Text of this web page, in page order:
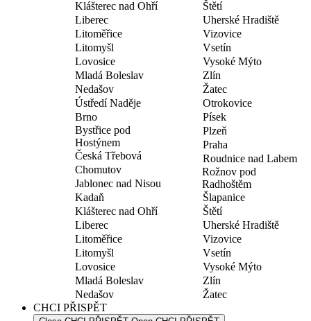
Klášterec nad Ohří
Liberec
Litoměřice
Litomyšl
Lovosice
Mladá Boleslav
Nedašov
Štětí
Uherské Hradiště
Vizovice
Vsetín
Vysoké Mýto
Zlín
Žatec
Ústředí Naděje
Brno
Bystřice pod
Hostýnem
Česká Třebová
Chomutov
Jablonec nad Nisou
Kadaň
Klášterec nad Ohří
Liberec
Litoměřice
Litomyšl
Lovosice
Mladá Boleslav
Nedašov
Otrokovice
Písek
Plzeň
Praha
Roudnice nad Labem
Rožnov pod
Radhoštěm
Šlapanice
Štětí
Uherské Hradiště
Vizovice
Vsetín
Vysoké Mýto
Zlín
Žatec
CHCI PŘISPĚT